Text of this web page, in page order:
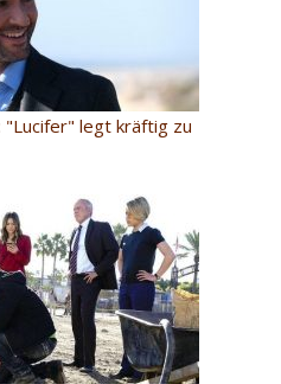
"Lucifer" legt kräftig zu